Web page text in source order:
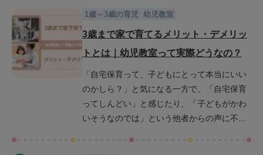
1歳～3歳の育児 幼児教室
3歳まで家で育てるメリット・デメリッ
トとは｜幼児教室って実際どうなの？
「自宅保育って、子どもにとって本当にいい
のかしら？」と気になる一方で、「自宅保育
ってしんどい」と感じたり、「子どもがかわ
いそうなのでは」という他者からの声に不安